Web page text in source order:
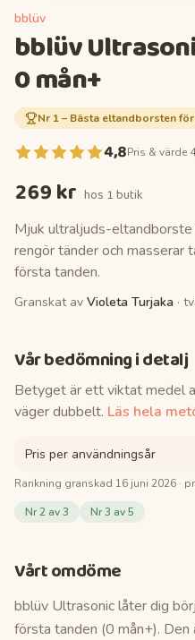
bblüv
bblüv
0 mån+
Nr 1– Bästa eltandborsten
4,8Pris & värde
269 kr hos 1 butik
Mjuk ultraljuds-
rengör tänder och masserar
första tanden.
Granskat av Violeta Turjaka ·
Vår bedömning i detalj
Betyget är ett viktat medel
väger dubbelt. Läs hela
Pris per användningsår
Rankning granskad 16 juni 2026 ·
Nr2 av 3 Nr3 av 5
Vårt omdöme
bblüv Ultrasonic låter dig
första tanden (0 mån+). Den